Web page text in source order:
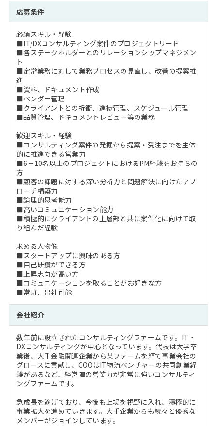
応募条件
必須スキル・経験
■IT/DXコンサルティング案件のプロジェクトリード
■各ステークホルダーとのリレーションシップマネジメン
ト
■定常業務に対して業務プロセスの見直し、改善の提案推
進
■資料、ドキュメント作成
■ベンダー管理
■クライアントとの折衝、進捗管理、スケジュール管理
■品質管理、ドキュメントレビュー等の業務
歓迎スキル・経験
■コンサルティング案件の発掘から提案・受注までを主体
的に推進できる営業力
■6－10名以上のプロジェクトにおけるPM経験をお持ちの
方
■顧客の課題に対する深い分析力と問題解決に向けたアプ
ローチ構築力
■論理的思考能力
■高いコミュニケーション能力
■積極的にクライアントの上層部と共に案件化に向けて取
り組んだ経験
求める人物像
■スタートアップに興味のある方
■自己研鑽ができる方
■上昇志向が高い方
■コミュニケーションを取ることがお好きな方
■常駐、出社可能
会社紹介
数年前に設立されたコンサルティングファームです。IT・
DXコンサルティングが中心となっています。代表は大学卒
業後、大手金融関連企業から某ファームを経て事業会社の
グロースに貢献し、COOはIT物流ベンチャーの共同創業経
験があるなど、経営陣の営業力が非常に強いコンサルティ
ングファームです。
急成長を遂げており、今後も上場を視野に入れ、積極的に
事業拡大を進めていきます。大手企業からも続々と優秀な
メンバーがジョインしています。